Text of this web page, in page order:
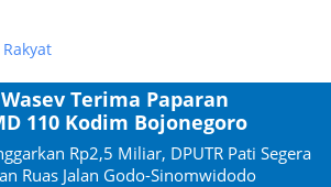
Terima Paparan
110 Kodim Bojonegoro
Rp2,5 Miliar, DPUTR Pati Segera
Ruas Jalan Godo-Sinomwidodo